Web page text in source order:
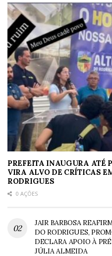
PREFEITA INAUGURA ATÉ
VIRA ALVO DE CRÍTICAS
RODRIGUES
0 AÇÕES
JAIR BARBOSA
DO RODRIGUES,
DECLARA APOIO À
JÚLIA ALMEIDA